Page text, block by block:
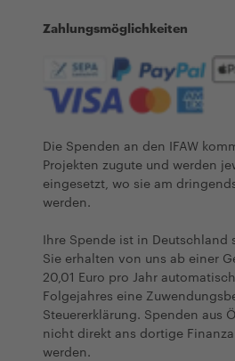
Zahlungsmöglichkeiten
Die Spenden an den IFAW
Projekten zugute und werden
eingesetzt, wo sie am
werden.
Ihre Spende ist in Deutschland
Sie erhalten von uns ab einer
20,01 Euro pro Jahr
Folgejahres eine
Steuererklärung. Spenden aus
nicht direkt ans dortige
werden.